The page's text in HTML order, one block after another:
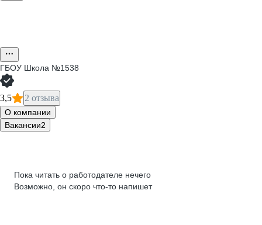
ГБОУ Школа №1538
3,5 2 отзыва
О компании
Вакансии2
Пока читать о работодателе нечего
Возможно, он скоро что‑то напишет